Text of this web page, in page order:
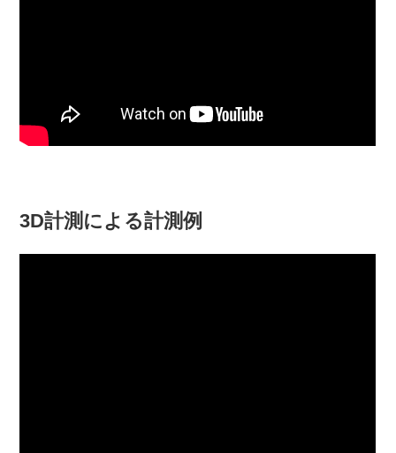
3D計測による計測例